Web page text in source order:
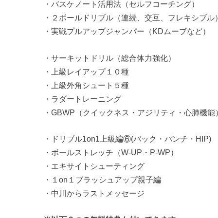
・バスケノート活用法（セルフコーチング）
・２ボールドリブル（連続、交互、フレキシブル
・実戦プルアップジャンパー（KDムーブなど）
・サーキットドリル（総合体力強化）
・上級レイアップ１０種
・上級外角シュート５種
・ラダートレーニング
・GBWP（クイックネス・アジリティ・心肺機能
・ドリブル1on1上級編⑥(バック・パンチ・HIP)
・ボールストレッチ（W-UP・P-WP）
・エキサイトシューティング
・１on１ブラッシュアップ親子編
・中川からラストメッセージ